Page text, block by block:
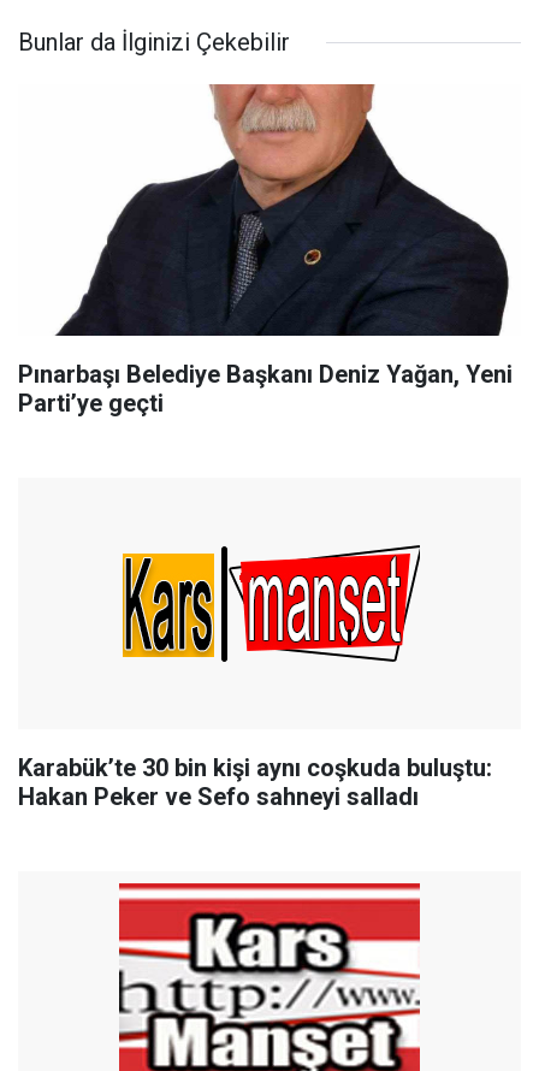
Bunlar da İlginizi Çekebilir
Pınarbaşı Belediye Başkanı Deniz Yağan, Yeni
Parti’ye geçti
Karabük’te 30 bin kişi aynı coşkuda buluştu:
Hakan Peker ve Sefo sahneyi salladı